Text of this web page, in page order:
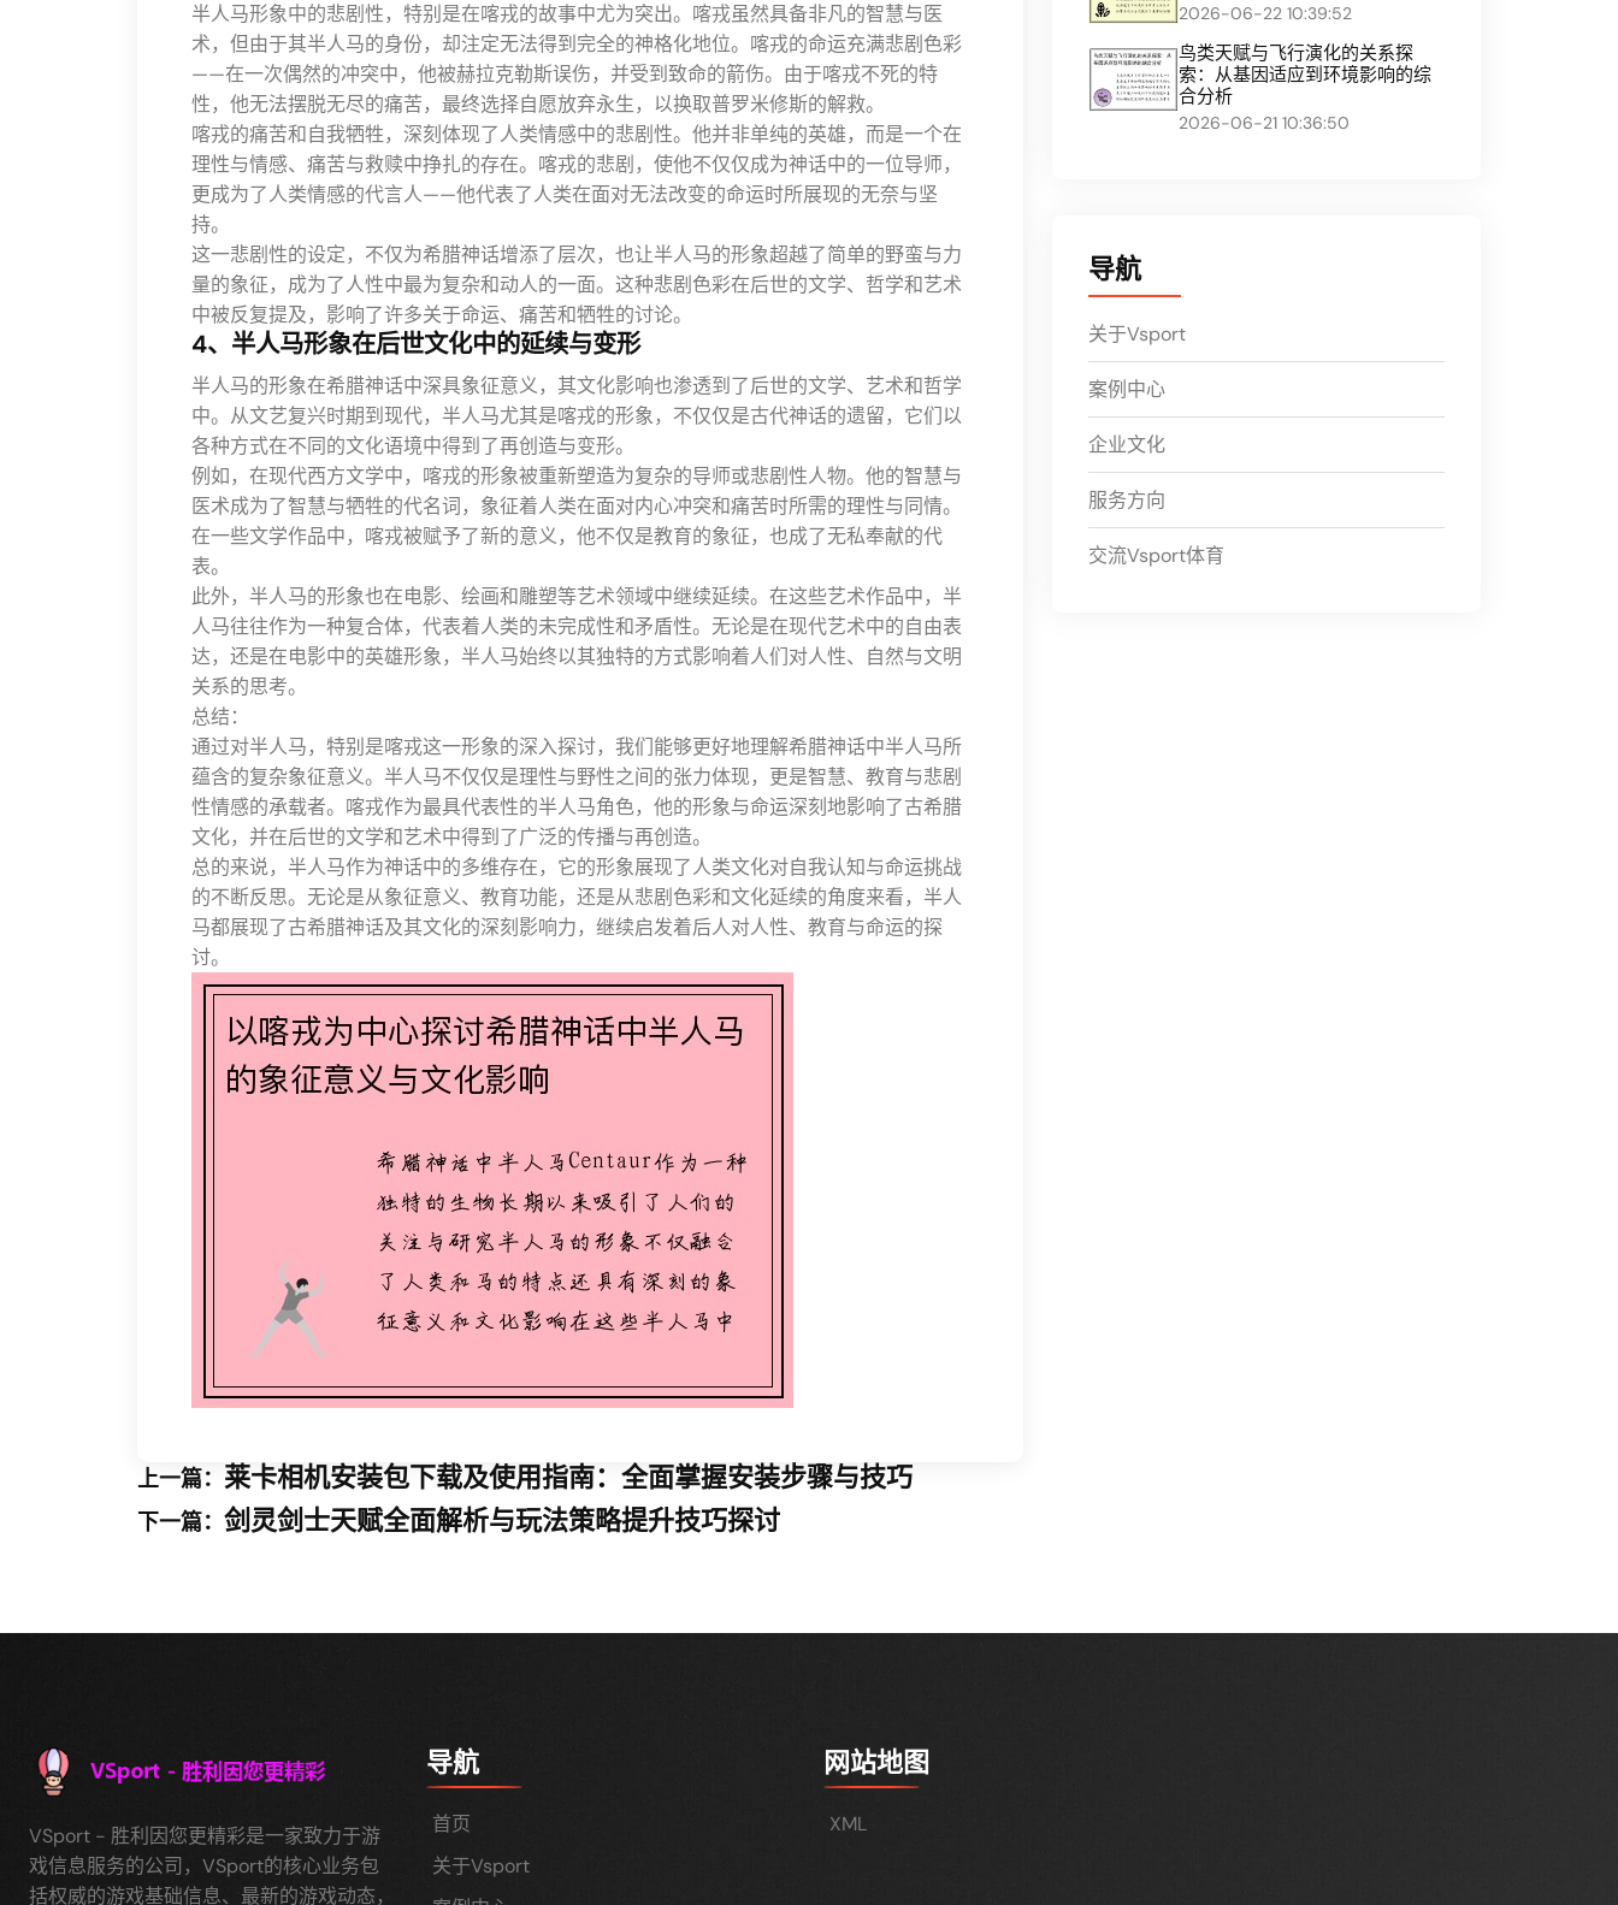
半人马形象中的悲剧性，特别是在喀戎的故事中尤为突出。喀戎虽然具备非凡的智慧与医
术，但由于其半人马的身份，却注定无法得到完全的神格化地位。喀戎的命运充满悲剧色彩
——在一次偶然的冲突中，他被赫拉克勒斯误伤，并受到致命的箭伤。由于喀戎不死的特
性，他无法摆脱无尽的痛苦，最终选择自愿放弃永生，以换取普罗米修斯的解救。
喀戎的痛苦和自我牺牲，深刻体现了人类情感中的悲剧性。他并非单纯的英雄，而是一个在
理性与情感、痛苦与救赎中挣扎的存在。喀戎的悲剧，使他不仅仅成为神话中的一位导师，
更成为了人类情感的代言人——他代表了人类在面对无法改变的命运时所展现的无奈与坚
持。
这一悲剧性的设定，不仅为希腊神话增添了层次，也让半人马的形象超越了简单的野蛮与力
量的象征，成为了人性中最为复杂和动人的一面。这种悲剧色彩在后世的文学、哲学和艺术
中被反复提及，影响了许多关于命运、痛苦和牺牲的讨论。
4、半人马形象在后世文化中的延续与变形
半人马的形象在希腊神话中深具象征意义，其文化影响也渗透到了后世的文学、艺术和哲学
中。从文艺复兴时期到现代，半人马尤其是喀戎的形象，不仅仅是古代神话的遗留，它们以
各种方式在不同的文化语境中得到了再创造与变形。
例如，在现代西方文学中，喀戎的形象被重新塑造为复杂的导师或悲剧性人物。他的智慧与
医术成为了智慧与牺牲的代名词，象征着人类在面对内心冲突和痛苦时所需的理性与同情。
在一些文学作品中，喀戎被赋予了新的意义，他不仅是教育的象征，也成了无私奉献的代
表。
此外，半人马的形象也在电影、绘画和雕塑等艺术领域中继续延续。在这些艺术作品中，半
人马往往作为一种复合体，代表着人类的未完成性和矛盾性。无论是在现代艺术中的自由表
达，还是在电影中的英雄形象，半人马始终以其独特的方式影响着人们对人性、自然与文明
关系的思考。
总结：
通过对半人马，特别是喀戎这一形象的深入探讨，我们能够更好地理解希腊神话中半人马所
蕴含的复杂象征意义。半人马不仅仅是理性与野性之间的张力体现，更是智慧、教育与悲剧
性情感的承载者。喀戎作为最具代表性的半人马角色，他的形象与命运深刻地影响了古希腊
文化，并在后世的文学和艺术中得到了广泛的传播与再创造。
总的来说，半人马作为神话中的多维存在，它的形象展现了人类文化对自我认知与命运挑战
的不断反思。无论是从象征意义、教育功能，还是从悲剧色彩和文化延续的角度来看，半人
马都展现了古希腊神话及其文化的深刻影响力，继续启发着后人对人性、教育与命运的探
讨。
上一篇： 莱卡相机安装包下载及使用指南：全面掌握安装步骤与技巧
下一篇： 剑灵剑士天赋全面解析与玩法策略提升技巧探讨
2026-06-22 10:39:52
鸟类天赋与飞行演化的关系探
索：从基因适应到环境影响的综
合分析
2026-06-21 10:36:50
导航
关于Vsport
案例中心
企业文化
服务方向
交流Vsport体育
VSport - 胜利因您更精彩是一家致力于游
戏信息服务的公司，VSport的核心业务包
括权威的游戏基础信息、最新的游戏动态，
导航
首页
关于Vsport
网站地图
XML